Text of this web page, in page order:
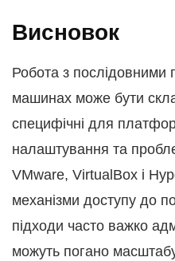
Висновок
Робота з послідовними
машинах може бути
специфічні для
налаштування та
VMware, VirtualBox і
механізми доступу до
підходи часто важко
можуть погано